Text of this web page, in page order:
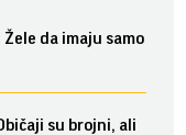
da imaju samo
su brojni, ali